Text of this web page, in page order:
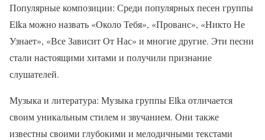
Популярные композиции: Среди популярных песен группы
Elka можно назвать «Около Тебя», «Прованс», «Никто Не
Узнает», «Все Зависит От Нас» и многие другие. Эти песни
стали настоящими хитами и получили признание
слушателей.
Музыка и литература: Музыка группы Elka отличается
своим уникальным стилем и звучанием. Они также
известны своими глубокими и мелодичными текстами